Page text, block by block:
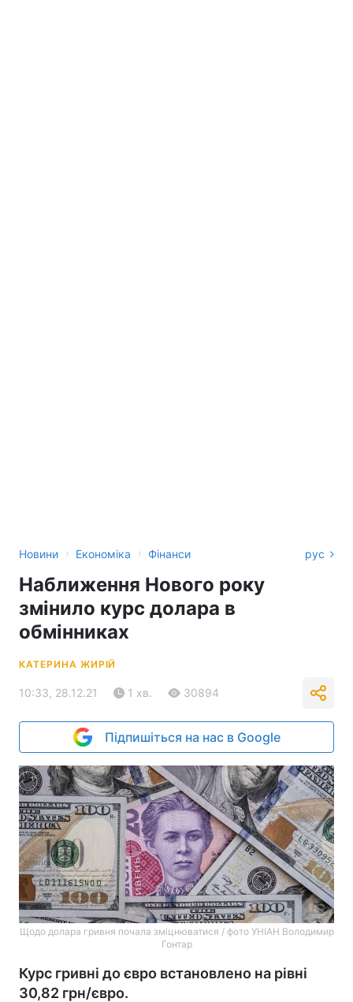
Новини › Економіка › Фінанси рус
Наближення Нового року
змінило курс долара в
обмінниках
КАТЕРИНА ЖИРІЙ
10:33, 28.12.21 1 хв. 30894
Підпишіться на нас в Google
Щодо долара гривня почала зміцнюватися / фото УНІАН Володимир
Гонтар
Курс гривні до євро встановлено на рівні
30,82 грн/євро.